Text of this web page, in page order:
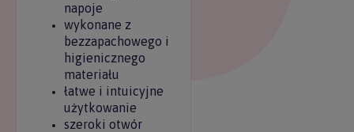
napoje
wykonane z
bezzapachowego i
higienicznego
materiału
łatwe i intuicyjne
użytkowanie
szeroki otwór